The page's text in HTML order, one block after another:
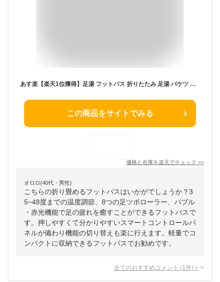
あす楽【楽天1位獲得】足湯 フットバス 折りたたみ 足湯 バケツ フットケア 定温加熱 折り畳み 保温 ローラー付き 足浴器 コンパクト バブル機能 水電分離式 収納便利 リモコン付き リラックス 加熱/温度調節 血行促進 足冷え性対策 収納 自宅 敬老の日 母の日 プレゼント
この商品をサイトでみる
価格と在庫を楽天でチェック >>
オロロ(40代・男性)
こちらの折り畳めるフットバスはいかがでしょうか？3
5~48度までの温度調節、8つの足ツボローラー、バブル
・赤光機能で足の疲れを癒すことができるフットバスで
す。押しやすくて分かりやすいスマートコントロールパ
ネルが備わり機能の切り替えも楽に行えます。軽量でコ
ンパクトに収納できるフットバスでお勧めです。
全てのおすすめコメント (1 件) >